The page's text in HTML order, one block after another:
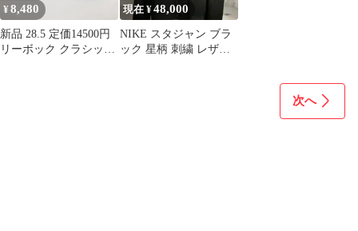
¥8,480
新品 28.5 定価14500円
リーボック クラシック
現在 ¥48,000
NIKE スタジャン ブラ
ック 星柄 刺繍 レザー
次へ